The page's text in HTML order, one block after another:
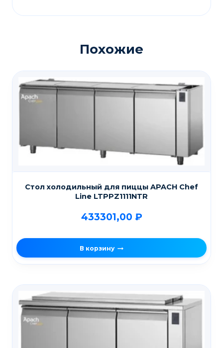
Похожие
Стол холодильный для пиццы APACH Chef
Line LTPPZ1111NTR
433301,00 ₽
В корзину